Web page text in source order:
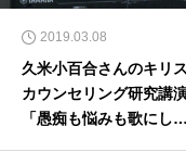
2019.03.08
久米小百合さんのキリ
カウンセリング研究講
「愚痴も悩みも歌にし